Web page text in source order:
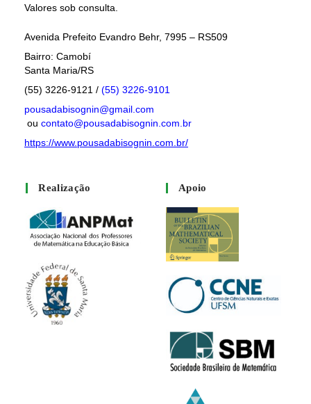
Valores sob consulta.
Avenida Prefeito Evandro Behr, 7995 – RS509
Bairro: Camobí
Santa Maria/RS
(55) 3226-9121 / (55) 3226-9101
pousadabisognin@gmail.com
ou contato@pousadabisognin.com.br
https://www.pousadabisognin.com.br/
Realização Apoio